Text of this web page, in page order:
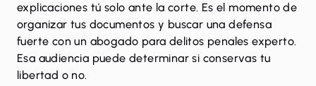
explicaciones tú solo ante la corte. Es el momento de
organizar tus documentos y buscar una defensa
fuerte con un abogado para delitos penales experto.
Esa audiencia puede determinar si conservas tu
libertad o no.